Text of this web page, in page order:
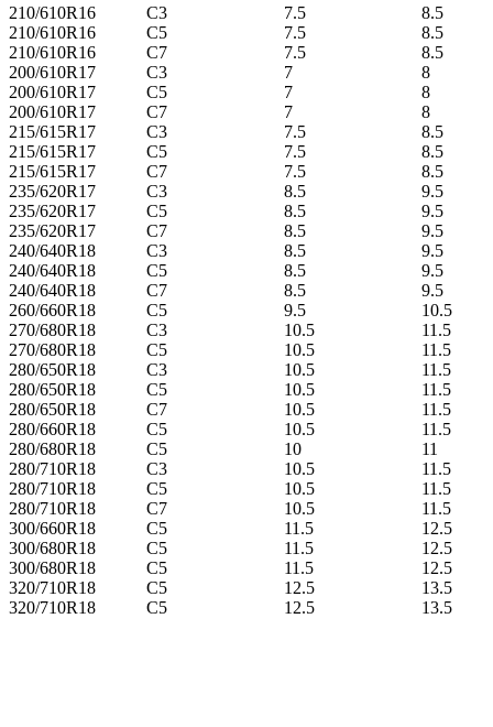
210/610R16
C3 7.5
8.5
210/610R16
C5 7.5
8.5
210/610R16
C7 7.5
8.5
200/610R17
C3 7
8
200/610R17
C5 7
8
200/610R17
C7 7
8
215/615R17
C3 7.5
8.5
215/615R17
C5 7.5
8.5
215/615R17
C7 7.5
8.5
235/620R17
C3 8.5
9.5
235/620R17
C5 8.5
9.5
235/620R17
C7 8.5
9.5
240/640R18
C3 8.5
9.5
240/640R18
C5 8.5
9.5
240/640R18
C7 8.5
9.5
260/660R18
C5 9.5
10.5
270/680R18
C3 10.5
11.5
270/680R18
C5 10.5
11.5
280/650R18
C3 10.5
11.5
280/650R18
C5 10.5
11.5
280/650R18
C7 10.5
11.5
280/660R18
C5 10.5
11.5
280/680R18
C5 10
11
280/710R18
C3 10.5
11.5
280/710R18
C5 10.5
11.5
280/710R18
C7 10.5
11.5
300/660R18
C5 11.5
12.5
300/680R18
C5 11.5
12.5
300/680R18
C5 11.5
12.5
320/710R18
C5 12.5
13.5
320/710R18
C5 12.5 13.5